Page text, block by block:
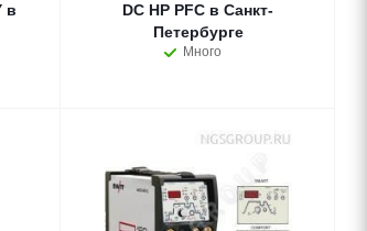
в
DC HP PFC в Санкт-
Петербурге
Много